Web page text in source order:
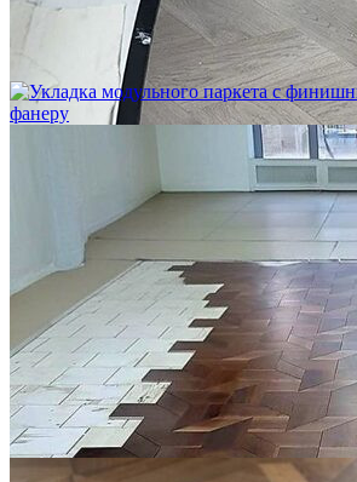
Укладка модульного паркета с
Укладка модульного паркета с
фанеру
3 600 ₽